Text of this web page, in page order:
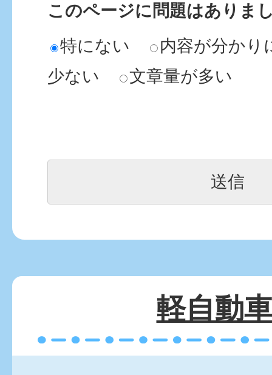
た。軽自動車税は減免され
軽自動車税について知りた
今年度の軽自動車税の税額
このページに問題はありま
特にない
内容が分かり
少ない
文章量が多い
軽自動